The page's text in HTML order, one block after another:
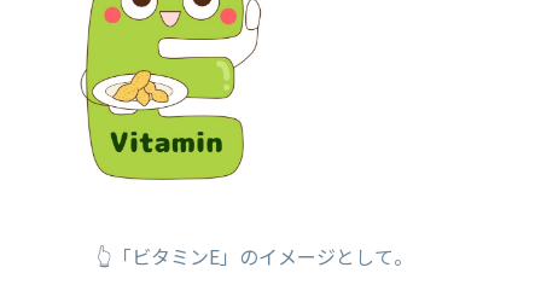
👆「ビタミンE」のイメージとして。